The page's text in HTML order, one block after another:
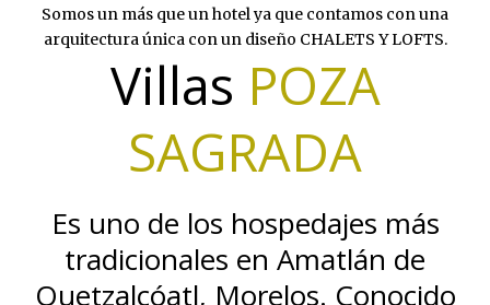
Somos un más que un hotel ya que contamos con una
arquitectura única con un diseño CHALETS Y LOFTS.
Villas POZA
SAGRADA
Es uno de los hospedajes más
tradicionales en Amatlán de
Quetzalcóatl, Morelos. Conocido